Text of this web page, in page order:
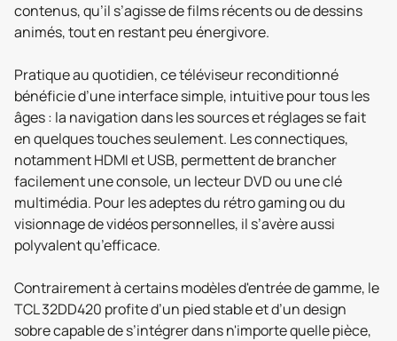
contenus, qu’il s’agisse de films récents ou de dessins
animés, tout en restant peu énergivore.
Pratique au quotidien, ce téléviseur reconditionné
bénéficie d’une interface simple, intuitive pour tous les
âges : la navigation dans les sources et réglages se fait
en quelques touches seulement. Les connectiques,
notamment HDMI et USB, permettent de brancher
facilement une console, un lecteur DVD ou une clé
multimédia. Pour les adeptes du rétro gaming ou du
visionnage de vidéos personnelles, il s’avère aussi
polyvalent qu’efficace.
Contrairement à certains modèles d'entrée de gamme, le
TCL 32DD420 profite d’un pied stable et d’un design
sobre capable de s’intégrer dans n'importe quelle pièce,